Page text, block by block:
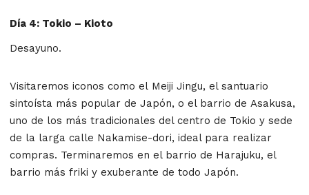
Día 4: Tokio – Kioto
Desayuno.
Visitaremos iconos como el Meiji Jingu, el santuario
sintoísta más popular de Japón, o el barrio de Asakusa,
uno de los más tradicionales del centro de Tokio y sede
de la larga calle Nakamise-dori, ideal para realizar
compras. Terminaremos en el barrio de Harajuku, el
barrio más friki y exuberante de todo Japón.